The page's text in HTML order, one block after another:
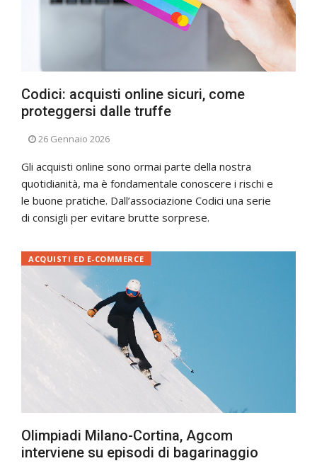
Codici: acquisti online sicuri, come
proteggersi dalle truffe
26 Gennaio 2026
Gli acquisti online sono ormai parte della nostra
quotidianità, ma è fondamentale conoscere i rischi e
le buone pratiche. Dall’associazione Codici una serie
di consigli per evitare brutte sorprese.
Olimpiadi Milano-Cortina, Agcom
interviene su episodi di bagarinaggio
ACQUISTI ED E-COMMERCE